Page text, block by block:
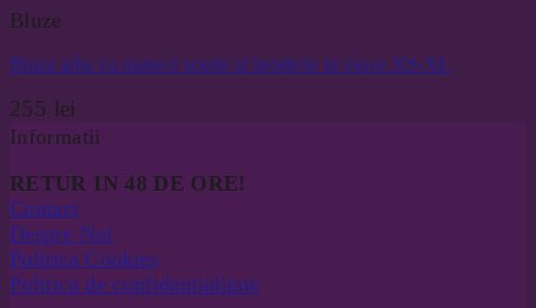
Bluze
Bluza alba cu maneci scurte si broderie in cruce XS-XL
255 lei
Informatii
RETUR IN 48 DE ORE!
Contact
Despre Noi
Politica Cookies
Politica de confidentialitate